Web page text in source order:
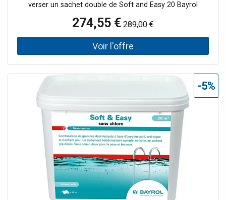
verser un sachet double de Soft and Easy 20 Bayrol
refoulement. Ce petit geste vous permettra de profiter
d'une désinfection à l'oxygène a
274,55 € 289,00 €
-5%